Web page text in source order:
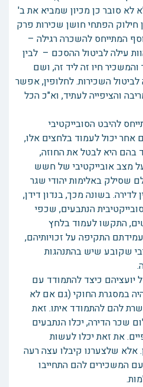
לא סובר כן מכיון שמביא את ב'
חילוק הפתחי חושן שכירות פרק
המתייחס להשכרה רגילה –
עילה לביטול ההסכם – לבין
חיו זה ליד זה, ושם
לביטול השכירות. לחלופין, אפשר
והציפייה לעתיד, וא"כ הכל
להיבט הסובייקטיבי
יכול לעמוד בלחצים אלו,
בהם היא לבטל את החוזה,
מצב אובייקטיבי של חשש
שסילק באלימות יהודי שגר
בשונה מכך, בנדון דידן,
הנתבעים, שכפי
התקשו לעמוד בלחץ
התקיפה על זכויותיהם,
שקובע שיש בהתנהגות
יועציהם כיצד להתמודד עם
במסגרת החוקי (גם אם לא
להם להתמודד איתו. זאת
שכר הדירה, יכלו הנתבעים
את זאת יכלו לעשות
אלא שלצערנו קיבלו עצה רעה
המשכירים להם התחייבו